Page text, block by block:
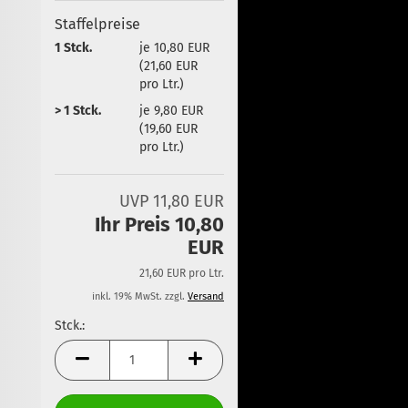
Staffelpreise
1 Stck.
je 10,80 EUR
(21,60 EUR
pro Ltr.)
> 1 Stck.
je 9,80 EUR
(19,60 EUR
pro Ltr.)
UVP 11,80 EUR
Ihr Preis 10,80
EUR
21,60 EUR pro Ltr.
inkl. 19% MwSt. zzgl. Versand
Stck.:
Stck.